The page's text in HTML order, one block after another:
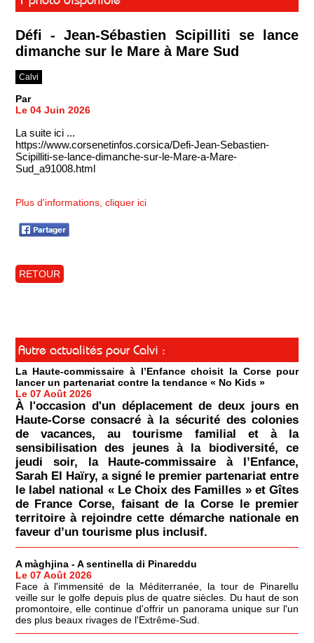
Défi - Jean-Sébastien Scipilliti se lance
dimanche sur le Mare à Mare Sud
Calvi
Par
Le 04 Juin 2026
La suite ici ...
https://www.corsenetinfos.corsica/Defi-Jean-Sebastien-
Scipilliti-se-lance-dimanche-sur-le-Mare-a-Mare-
Sud_a91008.html
Plus d'informations, cliquer ici
RETOUR
Autre actualités pour Calvi :
La Haute-commissaire à l’Enfance choisit la Corse pour
lancer un partenariat contre la tendance « No Kids »
Le 07 Août 2026
À l'occasion d'un déplacement de deux jours en
Haute-Corse consacré à la sécurité des colonies
de vacances, au tourisme familial et à la
sensibilisation des jeunes à la biodiversité, ce
jeudi soir, la Haute-commissaire à l’Enfance,
Sarah El Haïry, a signé le premier partenariat entre
le label national « Le Choix des Familles » et Gîtes
de France Corse, faisant de la Corse le premier
territoire à rejoindre cette démarche nationale en
faveur d’un tourisme plus inclusif.
A màghjina - A sentinella di Pinareddu
Le 07 Août 2026
Face à l'immensité de la Méditerranée, la tour de Pinarellu
veille sur le golfe depuis plus de quatre siècles. Du haut de son
promontoire, elle continue d'offrir un panorama unique sur l'un
des plus beaux rivages de l'Extrême-Sud.